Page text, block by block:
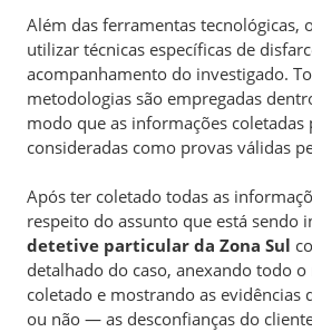
Além das ferramentas tecnológicas,
utilizar técnicas específicas de
acompanhamento do investigado.
metodologias são empregadas
modo que as informações coletadas
consideradas como provas válidas
Após ter coletado todas as
respeito do assunto que está sendo
detetive particular da Zona Sul
detalhado do caso, anexando todo
coletado e mostrando as
ou não — as desconfianças do